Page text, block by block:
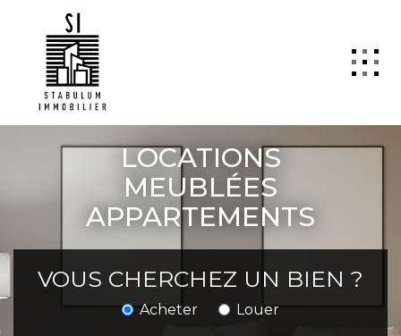
QUI SOMMES NOUS
VENTE
LOCATION
TRANSACTION
LOCATIONS
MEUBLÉES
APPARTEMENTS
VOUS CHERCHEZ UN BIEN ?
Acheter Louer